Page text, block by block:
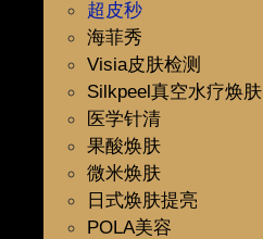
超皮秒
海菲秀
Visia皮肤检测
Silkpeel真空水疗焕肤
医学针清
果酸焕肤
微米焕肤
日式焕肤提亮
POLA美容